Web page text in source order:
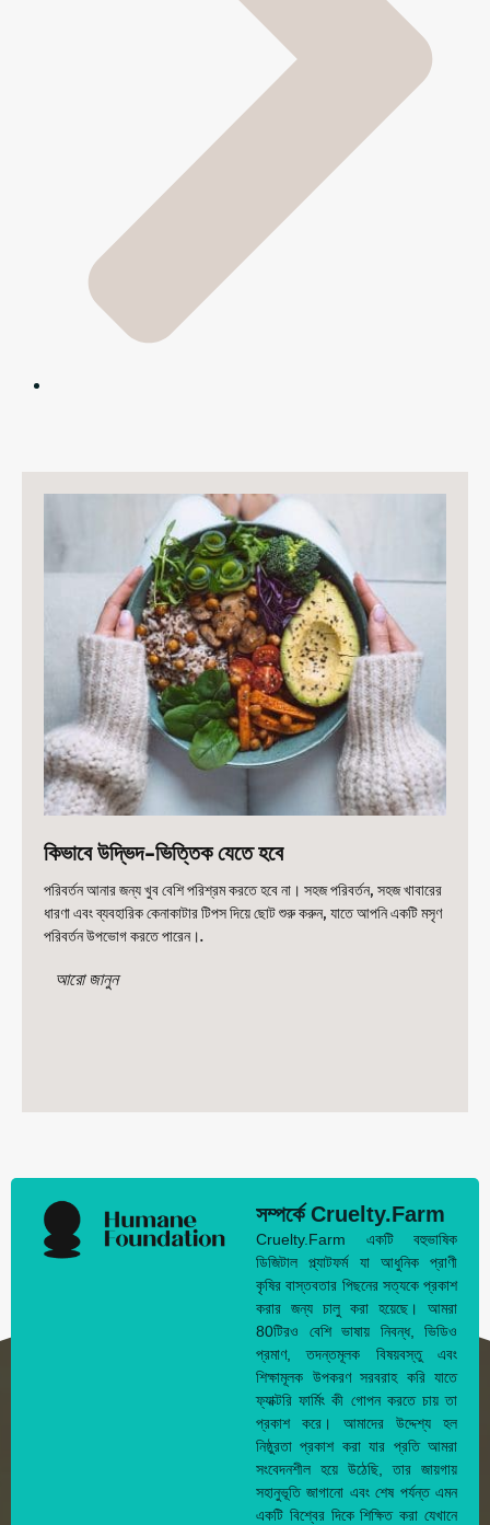
কিভাবে উদ্ভিদ-ভিত্তিক যেতে হবে
পরিবর্তন আনার জন্য খুব বেশি পরিশ্রম করতে হবে না। সহজ পরিবর্তন, সহজ খাবারের
ধারণা এবং ব্যবহারিক কেনাকাটার টিপস দিয়ে ছোট শুরু করুন, যাতে আপনি একটি মসৃণ
পরিবর্তন উপভোগ করতে পারেন।.
আরো জানুন
সম্পর্কে Cruelty.Farm
Cruelty.Farm একটি বহুভাষিক
ডিজিটাল প্ল্যাটফর্ম যা আধুনিক প্রাণী
কৃষির বাস্তবতার পিছনের সত্যকে প্রকাশ
করার জন্য চালু করা হয়েছে। আমরা
80টিরও বেশি ভাষায় নিবন্ধ, ভিডিও
প্রমাণ, তদন্তমূলক বিষয়বস্তু এবং
শিক্ষামূলক উপকরণ সরবরাহ করি যাতে
ফ্যাক্টরি ফার্মিং কী গোপন করতে চায় তা
প্রকাশ করে। আমাদের উদ্দেশ্য হল
নিষ্ঠুরতা প্রকাশ করা যার প্রতি আমরা
সংবেদনশীল হয়ে উঠেছি, তার জায়গায়
সহানুভূতি জাগানো এবং শেষ পর্যন্ত এমন
একটি বিশ্বের দিকে শিক্ষিত করা যেখানে